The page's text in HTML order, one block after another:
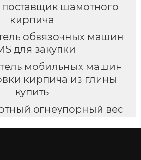
поставщик шамотного
кирпича
обвязочных машин
для закупки
мобильных машин
кирпича из глины
купить
огнеупорный вес